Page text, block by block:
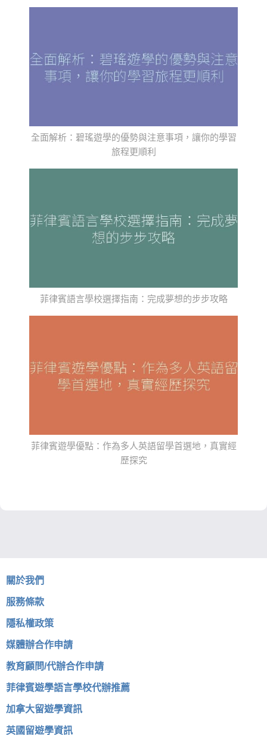
全面解析：碧瑤遊學的優勢與注意事項，讓你的學習
旅程更順利
菲律賓語言學校選擇指南：完成夢想的步步攻略
菲律賓遊學優點：作為多人英語留學首選地，真實經
歷探究
關於我們
服務條款
隱私權政策
媒體辦合作申請
教育顧問/代辦合作申請
菲律賓遊學語言學校代辦推薦
加拿大留遊學資訊
英國留遊學資訊